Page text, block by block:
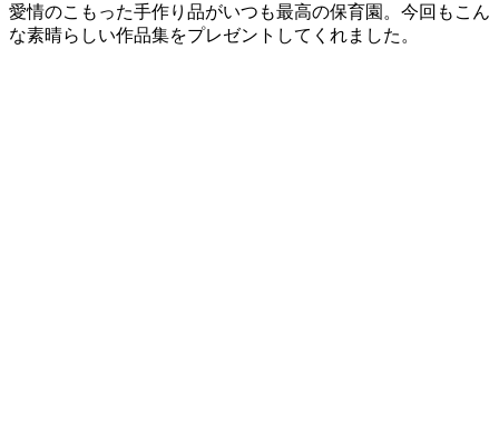
愛情のこもった手作り品がいつも最高の保育園。今回もこん
な素晴らしい作品集をプレゼントしてくれました。